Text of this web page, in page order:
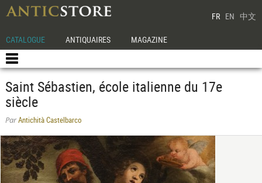
FR EN 中文
CATALOGUE ANTIQUAIRES MAGAZINE
Saint Sébastien, école italienne du 17e
siècle
ParAntichità Castelbarco